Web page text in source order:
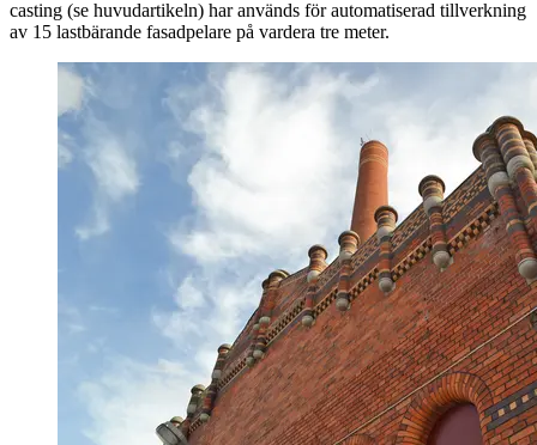
casting (se huvudartikeln) har används för automatiserad tillverkning
av 15 lastbärande fasadpelare på vardera tre meter.